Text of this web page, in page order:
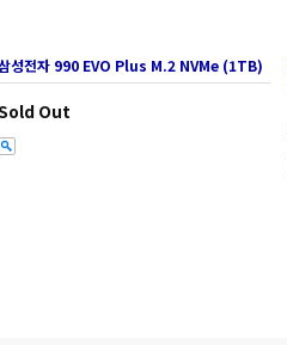
성전자 990 EVO Plus M.2 NVMe (1TB)
Out